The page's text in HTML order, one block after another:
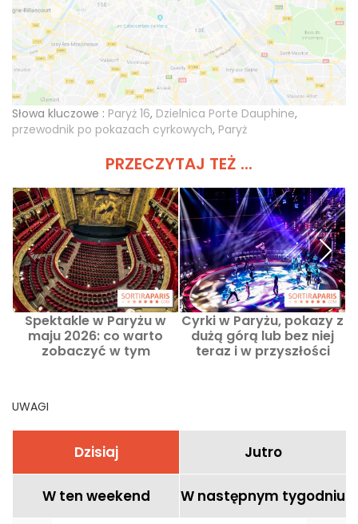
Słowa kluczowe : Paryż 16, Dzielnica Porte Dauphine,
przewodnik po pokazach cyrkowych, Paryż
PRZECZYTAJ TEŻ ...
Spektakle w Paryżu w
maju 2026: co warto
zobaczyć w tym
Cyrki w Paryżu, pokazy z
dużą górą lub bez niej
teraz i w przyszłości
UWAGI
Dzisiaj Jutro
W ten weekend W następnym tygodniu